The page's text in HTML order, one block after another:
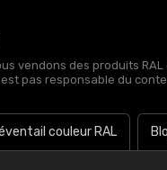
vendons des produits RAL
pas responsable du
couleur RAL